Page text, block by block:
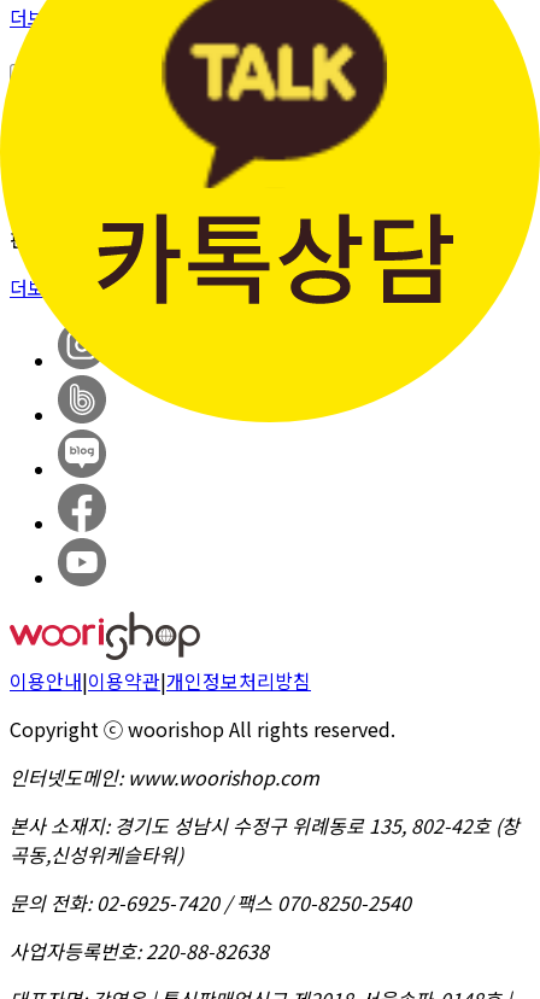
더보기 >
간단한 가입 프로세스 & 편리한
판매 시스템
더보기 >
이용안내|이용약관|개인정보처리방침
Copyright ⓒ woorishop All rights reserved.
인터넷도메인:www.woorishop.com
본사 소재지:경기도 성남시 수정구 위례동로 135, 802-42호 (창
곡동,신성위케슬타워)
문의 전화:02-6925-7420 / 팩스 070-8250-2540
사업자등록번호:220-88-82638